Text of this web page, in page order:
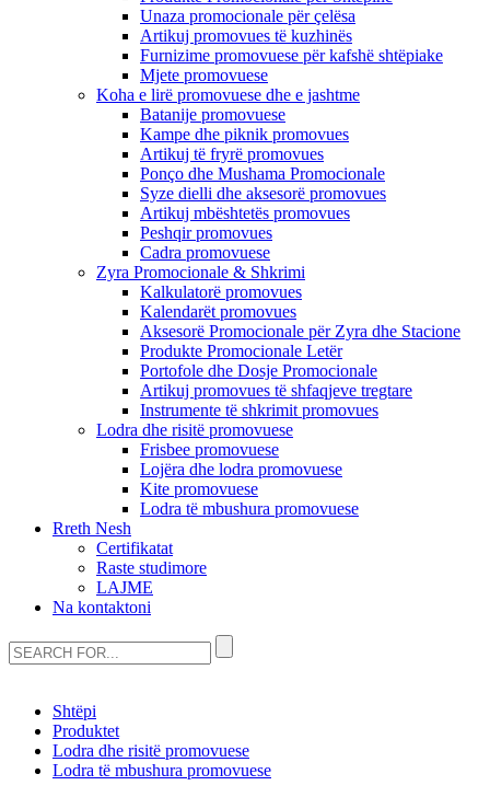
Unaza promocionale për çelësa
Artikuj promovues të kuzhinës
Furnizime promovuese për kafshë shtëpiake
Mjete promovuese
Koha e lirë promovuese dhe e jashtme
Batanije promovuese
Kampe dhe piknik promovues
Artikuj të fryrë promovues
Ponço dhe Mushama Promocionale
Syze dielli dhe aksesorë promovues
Artikuj mbështetës promovues
Peshqir promovues
Cadra promovuese
Zyra Promocionale & Shkrimi
Kalkulatorë promovues
Kalendarët promovues
Aksesorë Promocionale për Zyra dhe Stacione
Produkte Promocionale Letër
Portofole dhe Dosje Promocionale
Artikuj promovues të shfaqjeve tregtare
Instrumente të shkrimit promovues
Lodra dhe risitë promovuese
Frisbee promovuese
Lojëra dhe lodra promovuese
Kite promovuese
Lodra të mbushura promovuese
Rreth Nesh
Certifikatat
Raste studimore
LAJME
Na kontaktoni
Shtëpi
Produktet
Lodra dhe risitë promovuese
Lodra të mbushura promovuese